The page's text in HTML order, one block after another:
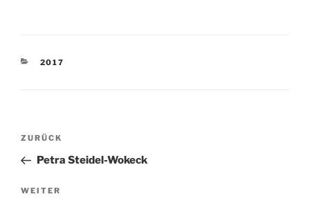
KATEGORIEN
2017
Beitragsnavigation
Vorheriger
Beitrag
ZURÜCK
Petra Steidel-Wokeck
Nächster
WEITER